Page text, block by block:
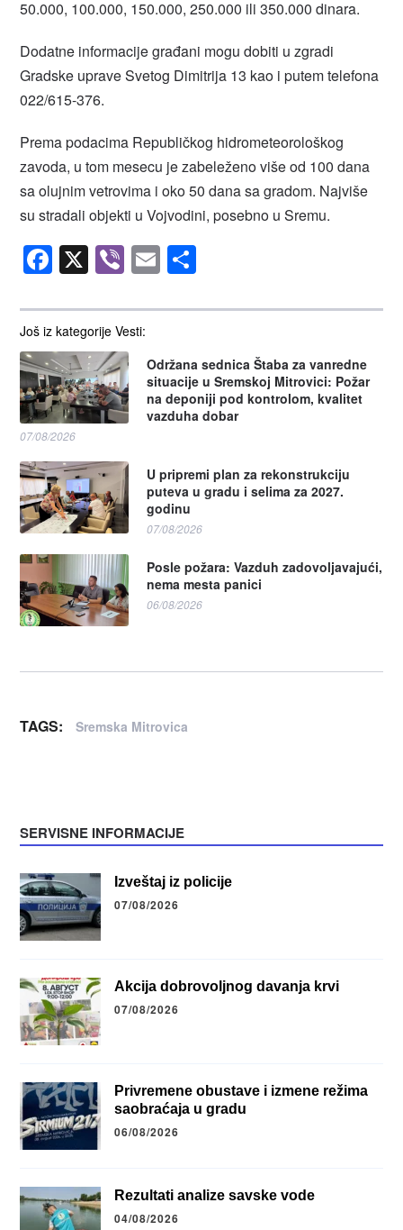
Još iz kategorije Vesti:
Održana sednica Štaba za vanredne
situacije u Sremskoj Mitrovici: Požar
na deponiji pod kontrolom, kvalitet
vazduha dobar
07/08/2026
U pripremi plan za rekonstrukciju
puteva u gradu i selima za 2027.
godinu
07/08/2026
Posle požara: Vazduh zadovoljavajući,
nema mesta panici
06/08/2026
50.000, 100.000, 150.000, 250.000 ili 350.000 dinara.
Dodatne informacije građani mogu dobiti u zgradi
Gradske uprave Svetog Dimitrija 13 kao i putem telefona
022/615-376.
Prema podacima Republičkog hidrometeorološkog
zavoda, u tom mesecu je zabeleženo više od 100 dana
sa olujnim vetrovima i oko 50 dana sa gradom. Najviše
su stradali objekti u Vojvodini, posebno u Sremu.
Facebook
X ViberEmail
TAGS: Sremska Mitrovica
SERVISNE INFORMACIJE
Izveštaj iz policije
07/08/2026
Akcija dobrovoljnog davanja krvi
07/08/2026
Privremene obustave i izmene režima
saobraćaja u gradu
06/08/2026
Rezultati analize savske vode
04/08/2026